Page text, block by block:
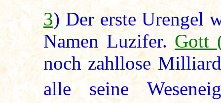
3) Der erste Urengel
Namen Luzifer.Gott
noch zahllose
alle seine